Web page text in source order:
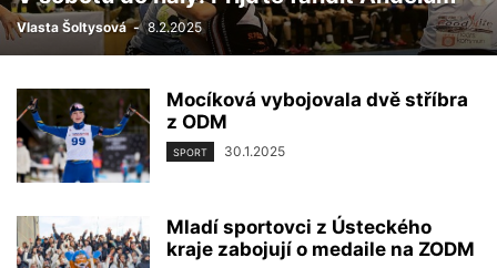
Vlasta Šoltysová - 8.2.2025
Mocíková vybojovala dvě stříbra
z ODM
SPORT 30.1.2025
Mladí sportovci z Ústeckého
kraje zabojují o medaile na ZODM